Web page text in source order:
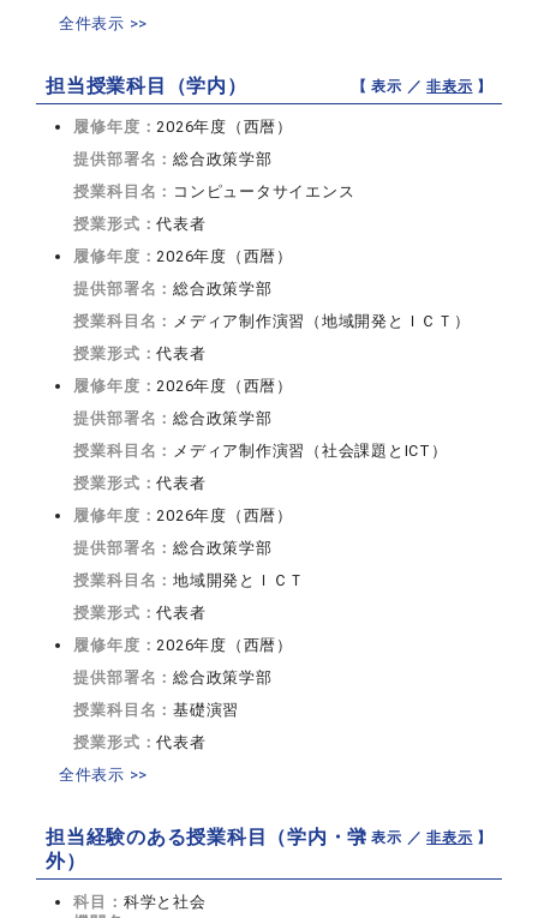
全件表示 >>
担当授業科目（学内） 【 表示 ／非表示 】
履修年度：2026年度（西暦）
提供部署名：総合政策学部
授業科目名： コンピュータサイエンス
授業形式：代表者
履修年度：2026年度（西暦）
提供部署名：総合政策学部
授業科目名： メディア制作演習（地域開発とＩＣＴ）
授業形式：代表者
履修年度：2026年度（西暦）
提供部署名：総合政策学部
授業科目名： メディア制作演習（社会課題とICT）
授業形式：代表者
履修年度：2026年度（西暦）
提供部署名：総合政策学部
授業科目名：地域開発とＩＣＴ
授業形式：代表者
履修年度：2026年度（西暦）
提供部署名：総合政策学部
授業科目名：基礎演習
授業形式：代表者
全件表示 >>
担当経験のある授業科目（学内・学
外）
【 表示 ／非表示 】
科目： 科学と社会